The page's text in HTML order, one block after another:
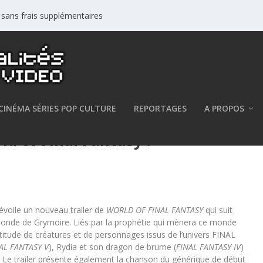
frais supplémentaires
SÉRIES POP CULTURE REPORTAGES A PROPOS
of Final Fantasy !
un nouveau trailer de WORLD OF FINAL FANTASYqui suit
de Grymoire. Liés par la prophétie qui mènera ce monde
de créatures et de personnages issus de l’univers FINAL
FANTASY V), Rydia et son dragon de brume (FINAL FANTASY IV)
Le trailer présente également la chanson du générique de début